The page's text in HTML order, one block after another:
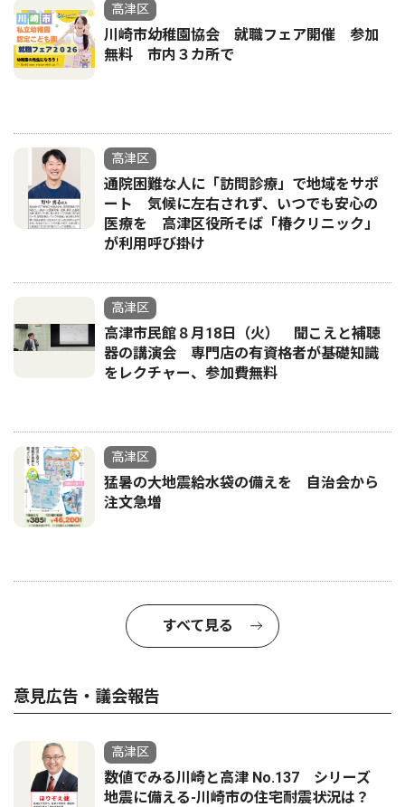
高津区
川崎市幼稚園協会 就職フェア開催 参加
無料 市内３カ所で
高津区
通院困難な人に「訪問診療」で地域をサポ
ート 気候に左右されず、いつでも安心の
医療を 高津区役所そば「椿クリニック」
が利用呼び掛け
高津区
高津市民館８月18日（火） 聞こえと補聴
器の講演会 専門店の有資格者が基礎知識
をレクチャー、参加費無料
高津区
猛暑の大地震給水袋の備えを 自治会から
注文急増
すべて見る
意見広告・議会報告
高津区
数値でみる川崎と高津 No.137 シリーズ
地震に備える-川崎市の住宅耐震状況は？